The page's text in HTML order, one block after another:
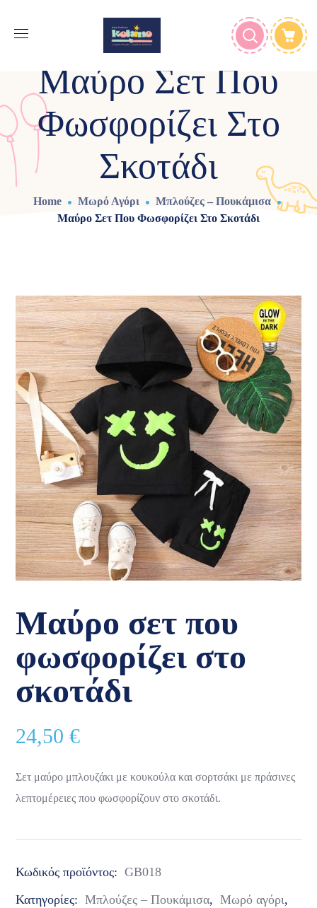
Μαύρο Σετ Που
Φωσφορίζει Στο
Σκοτάδι
Home Μωρό Αγόρι
Μπλούζες – Πουκάμισα
Μαύρο Σετ Που Φωσφορίζει Στο Σκοτάδι
Μαύρο σετ που
φωσφορίζει στο
σκοτάδι
24,50€
Σετ μαύρο μπλουζάκι με κουκούλα και σορτσάκι με πράσινες
λεπτομέρειες που φωσφορίζουν στο σκοτάδι.
Κωδικός προϊόντος: GB018
Κατηγορίες: Μπλούζες – Πουκάμισα, Μωρό αγόρι,